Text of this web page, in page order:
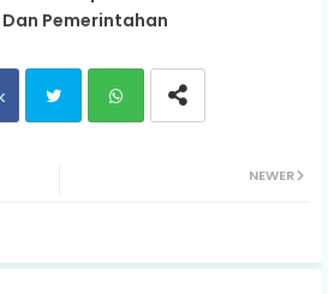
Pemerintahan
ap
NEWER